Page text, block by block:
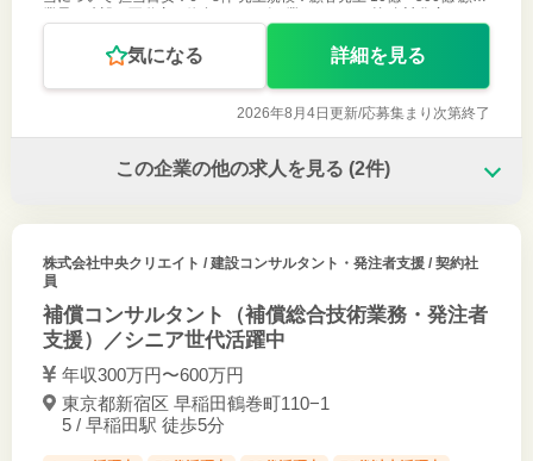
気になる 詳細を見る
2026年8月4日更新/応募集まり次第終了
この企業の他の求人を見る (2件)
株式会社中央クリエイト / 建設コンサルタント・発注者支援 / 契約社
員
補償コンサルタント（補償総合技術業務・発注者
支援）／シニア世代活躍中
年収300万円〜600万円
東京都新宿区 早稲田鶴巻町110−1
5 / 早稲田駅 徒歩5分